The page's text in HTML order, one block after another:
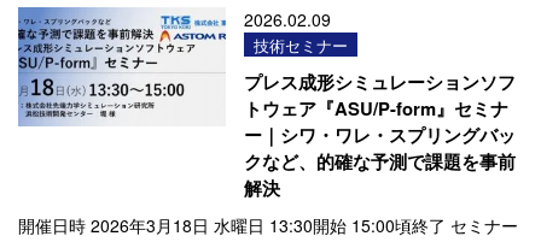
2026.02.09
技術セミナー
プレス成形シミュレーションソフ
トウェア『ASU/P-form』セミナ
ー｜シワ・ワレ・スプリングバッ
クなど、的確な予測で課題を事前
解決
開催日時 2026年3月18日 水曜日 13:30開始 15:00頃終了 セミナー